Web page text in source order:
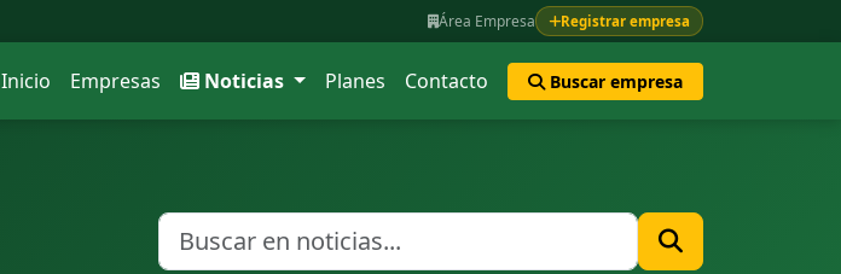
Área Empresa Registrar empresa
Inicio Empresas Noticias Planes Contacto Buscar empresa